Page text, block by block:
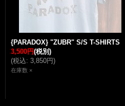
{PARADOX} "ZUBR" S/S T-SHIRTS
3,500円(税別)
(税込: 3,850円)
在庫数 ×